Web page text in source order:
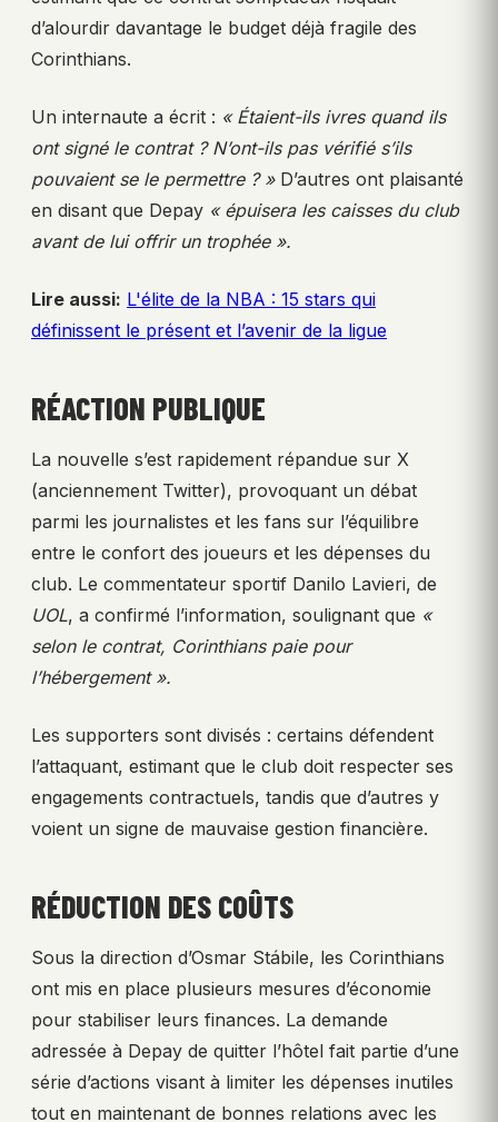
d’alourdir davantage le budget déjà fragile des
Corinthians.
Un internaute a écrit : « Étaient-ils ivres quand ils
ont signé le contrat ? N’ont-ils pas vérifié s’ils
pouvaient se le permettre ? » D’autres ont plaisanté
en disant que Depay « épuisera les caisses du club
avant de lui offrir un trophée ».
Lire aussi: L'élite de la NBA : 15 stars qui
définissent le présent et l’avenir de la ligue
RÉACTION PUBLIQUE
La nouvelle s’est rapidement répandue sur X
(anciennement Twitter), provoquant un débat
parmi les journalistes et les fans sur l’équilibre
entre le confort des joueurs et les dépenses du
club. Le commentateur sportif Danilo Lavieri, de
UOL, a confirmé l’information, soulignant que «
selon le contrat, Corinthians paie pour
l’hébergement ».
Les supporters sont divisés : certains défendent
l’attaquant, estimant que le club doit respecter ses
engagements contractuels, tandis que d’autres y
voient un signe de mauvaise gestion financière.
RÉDUCTION DES COÛTS
Sous la direction d’Osmar Stábile, les Corinthians
ont mis en place plusieurs mesures d’économie
pour stabiliser leurs finances. La demande
adressée à Depay de quitter l’hôtel fait partie d’une
série d’actions visant à limiter les dépenses inutiles
tout en maintenant de bonnes relations avec les